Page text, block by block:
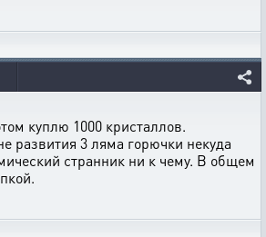
куплю 1000 кристаллов.
развития 3 ляма горючки некуда
странник ни к чему. В общем